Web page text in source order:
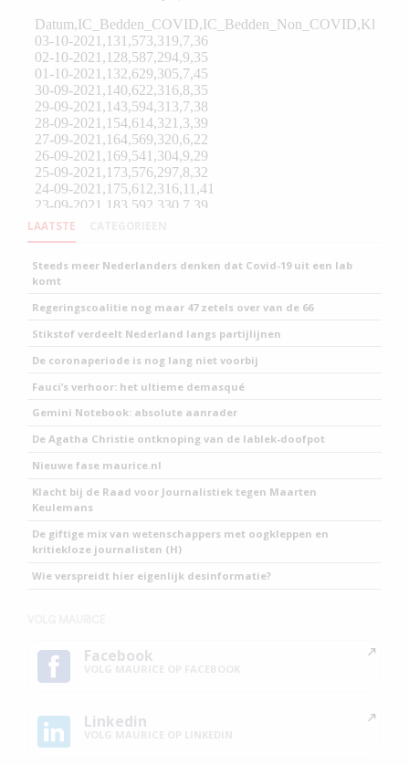
LAATSTE
Steeds meer Nederlanders denken dat Covid-19 uit een lab
komt
Regeringscoalitie nog maar 47 zetels over van de 66
Stikstof verdeelt Nederland langs partijlijnen
De coronaperiode is nog lang niet voorbij
Fauci’s verhoor: het ultieme demasqué
Gemini Notebook: absolute aanrader
De Agatha Christie ontknoping van de lablek-doofpot
Nieuwe fase maurice.nl
Klacht bij de Raad voor Journalistiek tegen Maarten
Keulemans
De giftige mix van wetenschappers met oogkleppen en
kritiekloze journalisten (H)
Wie verspreidt hier eigenlijk desinformatie?
Facebook
Linkedin